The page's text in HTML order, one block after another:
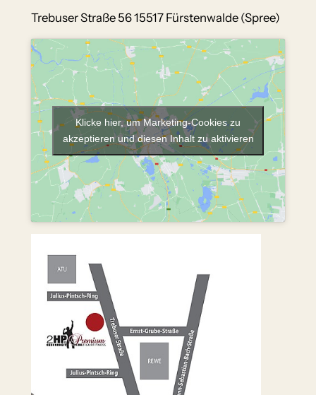
Trebuser Straße 56 15517 Fürstenwalde (Spree)
Klicke hier, um Marketing-Cookies zu
akzeptieren und diesen Inhalt zu aktivieren